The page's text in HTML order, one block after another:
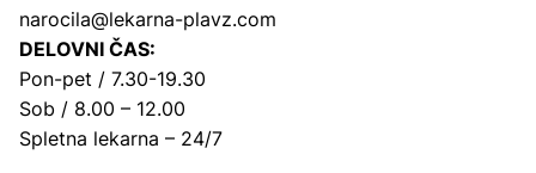
narocila@lekarna-plavz.com
DELOVNI ČAS:
Pon-pet / 7.30-19.30
Sob / 8.00 – 12.00
Spletna lekarna – 24/7